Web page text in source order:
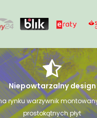
Niepowtarzalny design
rynku warzywnik
prostokątnych płyt